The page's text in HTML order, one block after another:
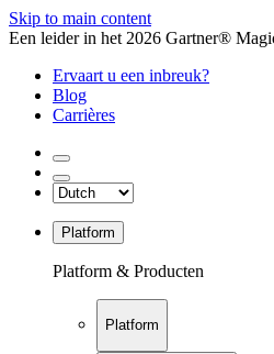
Skip to main content
Een leider in het 2026 Gartner®
Ervaart u een inbreuk?
Blog
Carrières
Platform
Platform & Producten
Platform